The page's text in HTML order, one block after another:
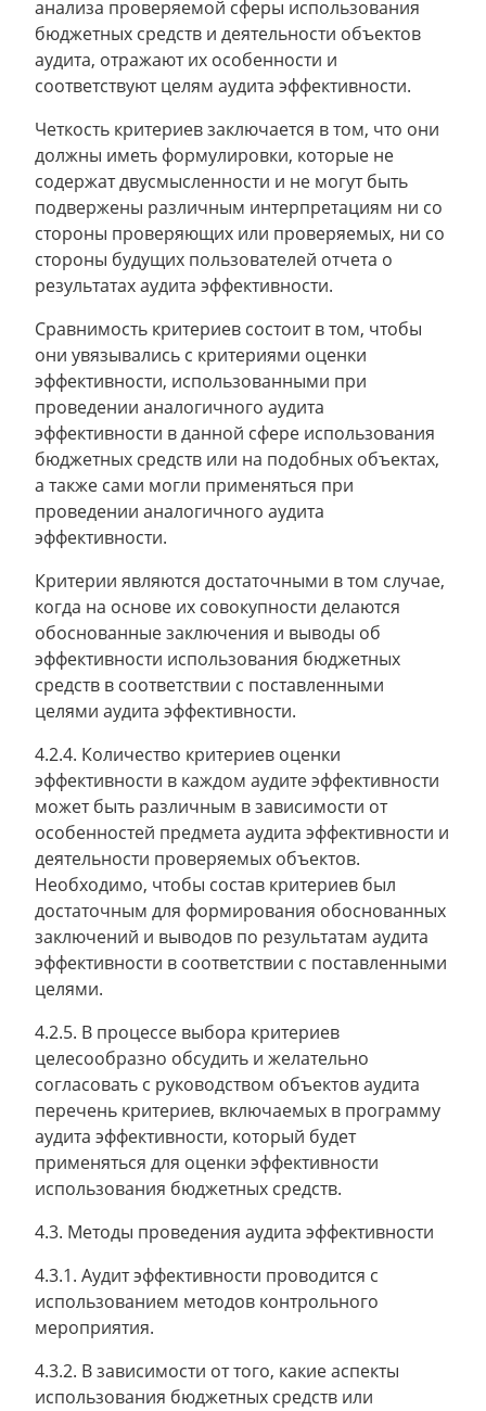
анализа проверяемой сферы использования
бюджетных средств и деятельности объектов
аудита, отражают их особенности и
соответствуют целям аудита эффективности.
Четкость критериев заключается в том, что они
должны иметь формулировки, которые не
содержат двусмысленности и не могут быть
подвержены различным интерпретациям ни со
стороны проверяющих или проверяемых, ни со
стороны будущих пользователей отчета о
результатах аудита эффективности.
Сравнимость критериев состоит в том, чтобы
они увязывались с критериями оценки
эффективности, использованными при
проведении аналогичного аудита
эффективности в данной сфере использования
бюджетных средств или на подобных объектах,
а также сами могли применяться при
проведении аналогичного аудита
эффективности.
Критерии являются достаточными в том случае,
когда на основе их совокупности делаются
обоснованные заключения и выводы об
эффективности использования бюджетных
средств в соответствии с поставленными
целями аудита эффективности.
4.2.4. Количество критериев оценки
эффективности в каждом аудите эффективности
может быть различным в зависимости от
особенностей предмета аудита эффективности и
деятельности проверяемых объектов.
Необходимо, чтобы состав критериев был
достаточным для формирования обоснованных
заключений и выводов по результатам аудита
эффективности в соответствии с поставленными
целями.
4.2.5. В процессе выбора критериев
целесообразно обсудить и желательно
согласовать с руководством объектов аудита
перечень критериев, включаемых в программу
аудита эффективности, который будет
применяться для оценки эффективности
использования бюджетных средств.
4.3. Методы проведения аудита эффективности
4.3.1. Аудит эффективности проводится с
использованием методов контрольного
мероприятия.
4.3.2. В зависимости от того, какие аспекты
использования бюджетных средств или